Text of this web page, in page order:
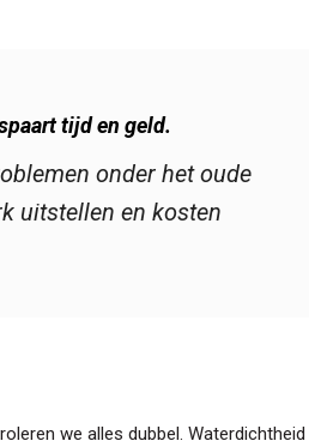
tijd en geld.
onder het oude
uitstellen en kosten
we alles dubbel. Waterdichtheid